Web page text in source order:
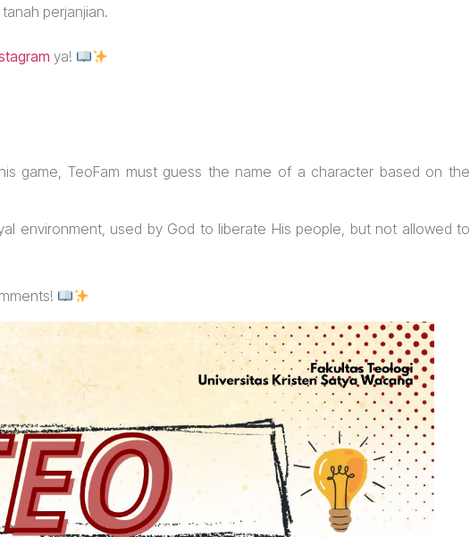
perjanjian.
ya!
game, TeoFam must guess the name of a character based on the
environment, used by God to liberate His people, but not allowed to